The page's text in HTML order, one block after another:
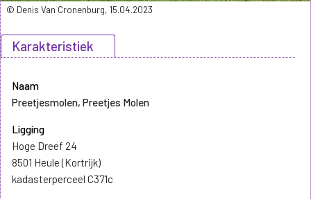
Karakteristiek
Naam
Preetjesmolen, Preetjes Molen
Ligging
Hoge Dreef 24
8501 Heule (Kortrijk)
kadasterperceel C371c
© Denis Van Cronenburg, 15.04.2023